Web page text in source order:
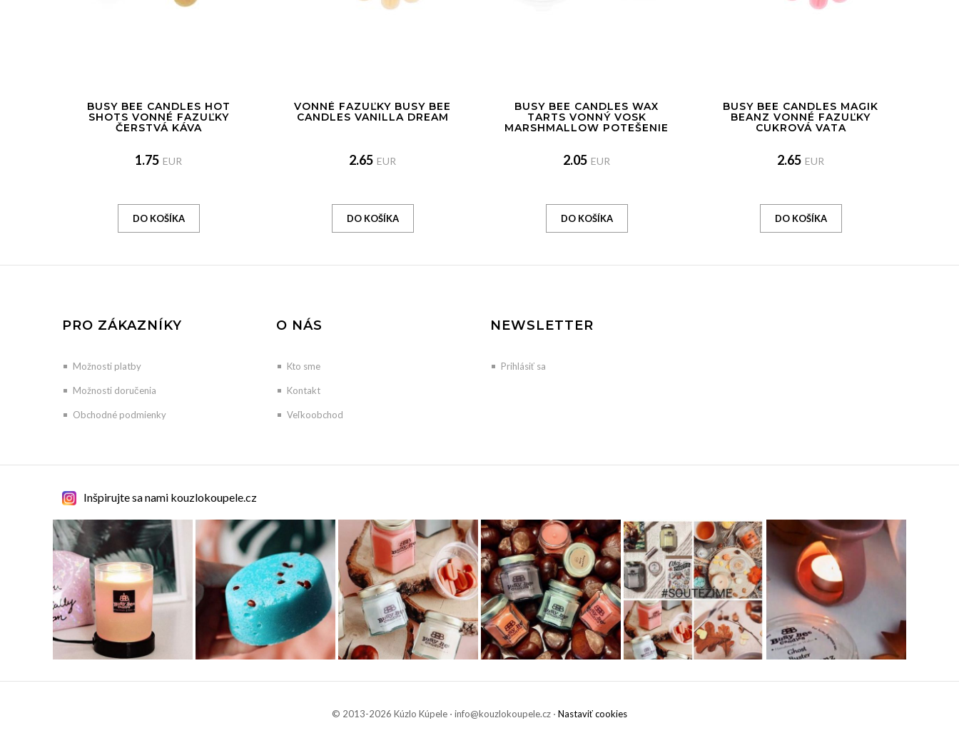
BUSY BEE CANDLES HOT
SHOTS VONNÉ FAZUĽKY
ČERSTVÁ KÁVA
1.75 EUR
VONNÉ FAZUĽKY BUSY BEE
CANDLES VANILLA DREAM
2.65 EUR
BUSY BEE CANDLES WAX
TARTS VONNÝ VOSK
MARSHMALLOW POTEŠENIE
2.05 EUR
BUSY BEE CANDLES MAGIK
BEANZ VONNÉ FAZUĽKY
CUKROVÁ VATA
2.65 EUR
PRO ZÁKAZNÍKY
Možnosti platby
Možnosti doručenia
Obchodné podmienky
O NÁS
Kto sme
Kontakt
Veľkoobchod
NEWSLETTER
Prihlásiť sa
Inšpirujte sa nami kouzlokoupele.cz
© 2013-2026 Kúzlo Kúpele ⋅ info@kouzlokoupele.cz ⋅ Nastaviť cookies